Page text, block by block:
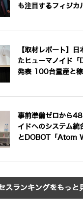
も注目するフィジカ
【取材レポート】
たヒューマノイド
発表 100台量産と
事前準備ゼロから
イドへのシステム
とDOBOT「Atom
スランキングをもっと